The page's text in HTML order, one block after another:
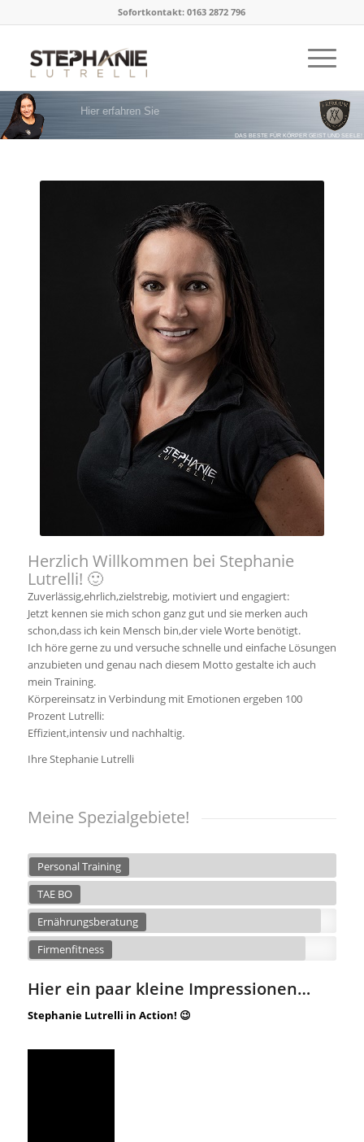
Sofortkontakt: 0163 2872 796
DAS BESTE FÜR KÖRPER GEIST UND SEELE!
Hier erfahren Sie
Herzlich Willkommen bei Stephanie
Lutrelli! 🙂
Zuverlässig,ehrlich,zielstrebig, motiviert und engagiert:
Jetzt kennen sie mich schon ganz gut und sie merken auch
schon,dass ich kein Mensch bin,der viele Worte benötigt.
Ich höre gerne zu und versuche schnelle und einfache Lösungen
anzubieten und genau nach diesem Motto gestalte ich auch
mein Training.
Körpereinsatz in Verbindung mit Emotionen ergeben 100
Prozent Lutrelli:
Effizient,intensiv und nachhaltig.
Ihre Stephanie Lutrelli
Meine Spezialgebiete!
Personal Training
TAE BO
Ernährungsberatung
Firmenfitness
Hier ein paar kleine Impressionen…
Stephanie Lutrelli in Action! 😉